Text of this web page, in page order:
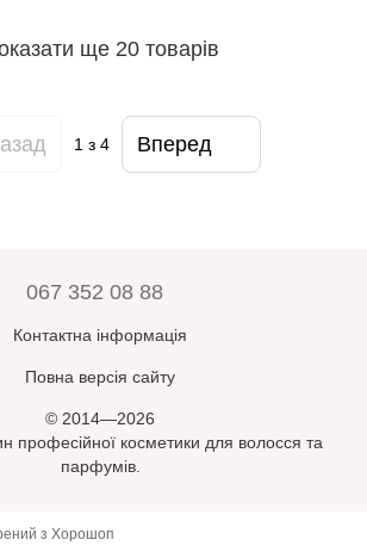
ще 20 товарів
1 з 4 Вперед
067 352 08 88
Контактна інформація
Повна версія сайту
© 2014—2026
професійної косметики для волосся та
парфумів.
з Хорошоп